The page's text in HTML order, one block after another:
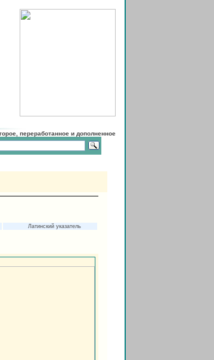
переработанное и дополненное
Латинский указатель